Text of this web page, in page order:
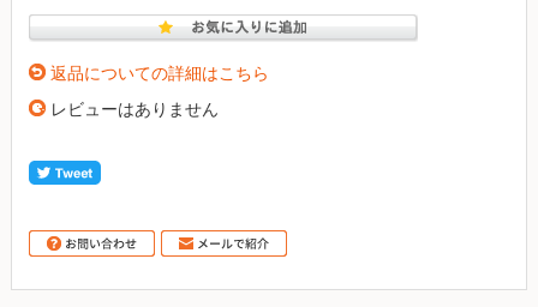
返品についての詳細はこちら
レビューはありません